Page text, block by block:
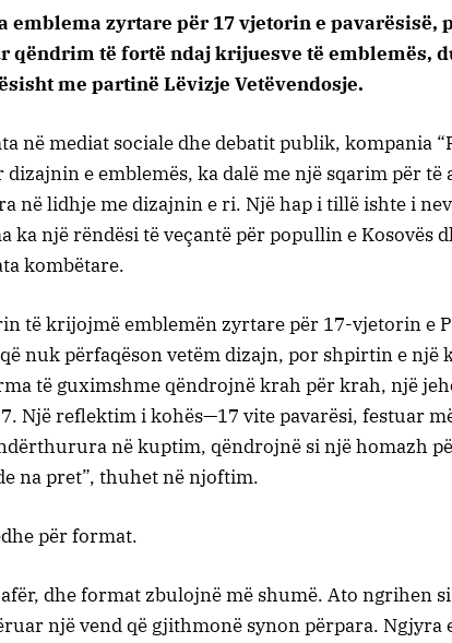
emblema zyrtare për 17 vjetorin e pavarësisë,
qëndrim të fortë ndaj krijuesve të emblemës,
me partinë Lëvizje Vetëvendosje.
në mediat sociale dhe debatit publik, kompania
dizajnin e emblemës, ka dalë me një sqarim për të
në lidhje me dizajnin e ri. Një hap i tillë ishte i
ka një rëndësi të veçantë për popullin e Kosovës
kombëtare.
të krijojmë emblemën zyrtare për 17-vjetorin e
nuk përfaqëson vetëm dizajn, por shpirtin e një
të guximshme qëndrojnë krah për krah, një
Një reflektim i kohës—17 vite pavarësi, festuar
në kuptim, qëndrojnë si një homazh
na pret”, thuhet në njoftim.
për format.
dhe format zbulojnë më shumë. Ato ngrihen
një vend që gjithmonë synon përpara. Ngjyra